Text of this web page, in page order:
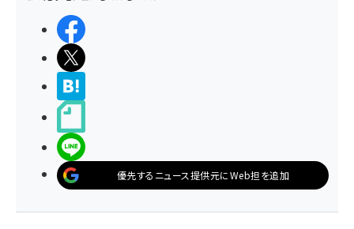
優先するニュース提供元にWeb担を追加